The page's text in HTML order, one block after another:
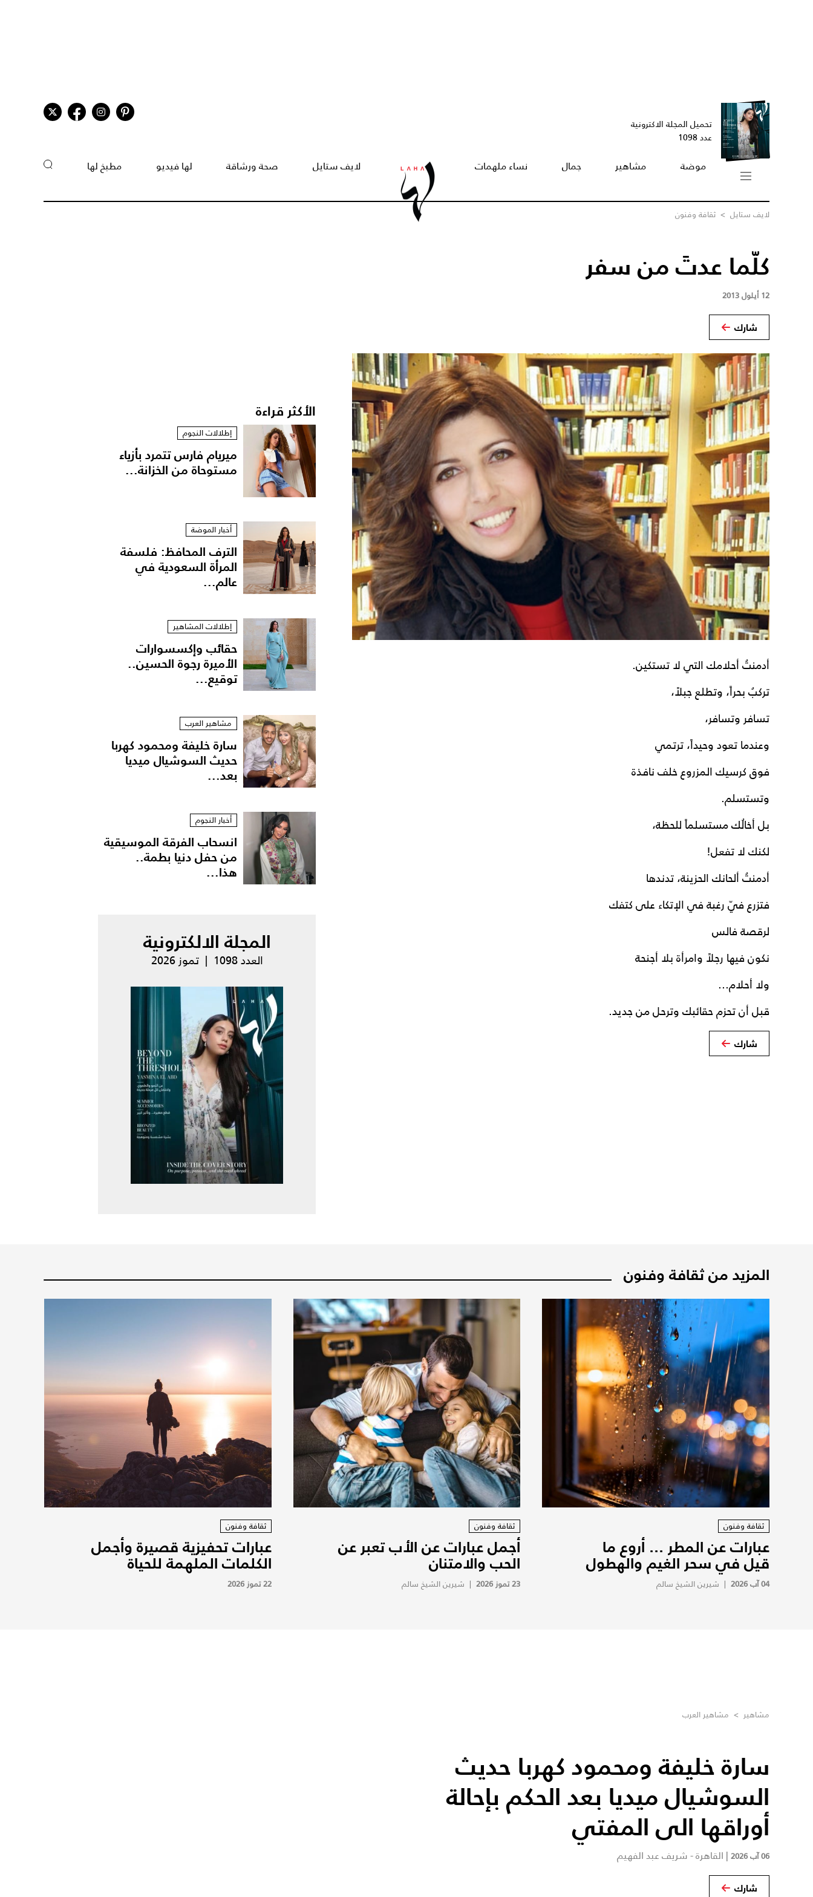
تحميل المجلة الاكترونية
عدد 1098
موضة مشاهير جمال نساء ملهمات لايف ستايل صحة ورشاقة لها فيديو مطبخ لها
لايف ستايل > ثقافة وفنون
كلّما عدتَ من سفر
12 أيلول 2013
شارك
أدمنتُ أحلامك التي لا تستكين.
تركبُ بحراً، وتطلع جبلاً،
تسافر وتسافر،
وعندما تعود وحيداً، ترتمي
فوق كرسيك المزروع خلف نافذة
وتستسلم.
بل أخالُك مستسلماً للحظة،
لكنك لا تفعل!
أدمنتُ ألحانك الحزينة، تدندها
فتزرع فيّ رغبة في الإتكاء على كتفك
لرقصة فالس
نكون فيها رجلاً وامرأة بلا أجنحة
ولا أحلام...
قبل أن تحزم حقائبك وترحل من جديد.
شارك
الأكثر قراءة
إطلالات النجوم
ميريام فارس تتمرد بأزياء
مستوحاة من الخزانة...
أخبار الموضة
الترف المحافظ: فلسفة
المرأة السعودية في
عالم...
إطلالات المشاهير
حقائب وإكسسوارات
الأميرة رجوة الحسين..
توقيع...
مشاهير العرب
سارة خليفة ومحمود كهربا
حديث السوشيال ميديا
بعد...
أخبار النجوم
انسحاب الفرقة الموسيقية
من حفل دنيا بطمة..
هذا...
المجلة الالكترونية
العدد 1098 | تموز 2026
المزيد من ثقافة وفنون
ثقافة وفنون
عبارات عن المطر ... أروع ما
قيل في سحر الغيم والهطول
04 آب 2026 | شيرين الشيخ سالم
ثقافة وفنون
أجمل عبارات عن الأب تعبر عن
الحب والامتنان
23 تموز 2026 | شيرين الشيخ سالم
ثقافة وفنون
عبارات تحفيزية قصيرة وأجمل
الكلمات الملهمة للحياة
22 تموز 2026
مشاهير > مشاهير العرب
سارة خليفة ومحمود كهربا حديث
السوشيال ميديا بعد الحكم بإحالة
أوراقها الى المفتي
06 آب 2026 | القاهرة - شريف عبد الفهيم
شارك